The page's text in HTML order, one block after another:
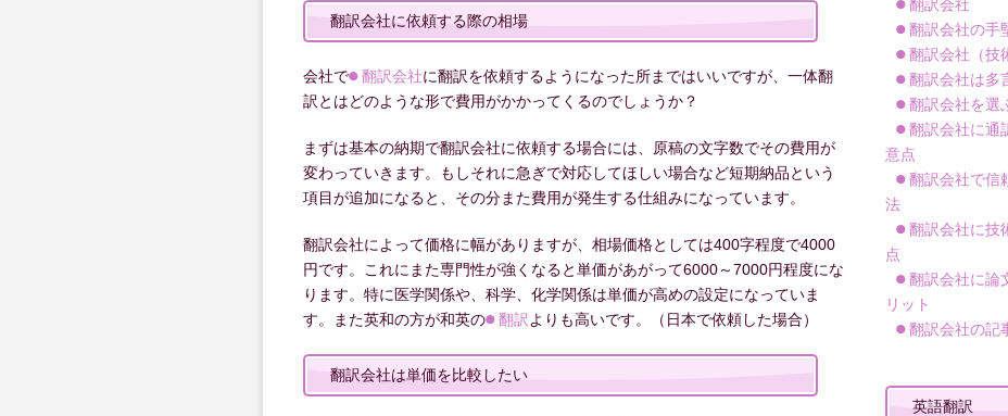
翻訳会社に依頼する際の相場
会社で 翻訳会社に翻訳を依頼するようになった所まではいいですが、一体翻
訳とはどのような形で費用がかかってくるのでしょうか？
まずは基本の納期で翻訳会社に依頼する場合には、原稿の文字数でその費用が
変わっていきます。もしそれに急ぎで対応してほしい場合など短期納品という
項目が追加になると、その分また費用が発生する仕組みになっています。
翻訳会社によって価格に幅がありますが、相場価格としては400字程度で4000
円です。これにまた専門性が強くなると単価があがって6000～7000円程度にな
ります。特に医学関係や、科学、化学関係は単価が高めの設定になっていま
す。また英和の方が和英の
翻訳 よりも高いです。（日本で依頼した場合）
翻訳会社は単価を比較したい
翻訳会社
翻訳会社の手
翻訳会社（技
翻訳会社は多
翻訳会社を選
翻訳会社に通
意点
翻訳会社で信
法
翻訳会社に技
点
翻訳会社に論
リット
翻訳会社の記
英語翻訳